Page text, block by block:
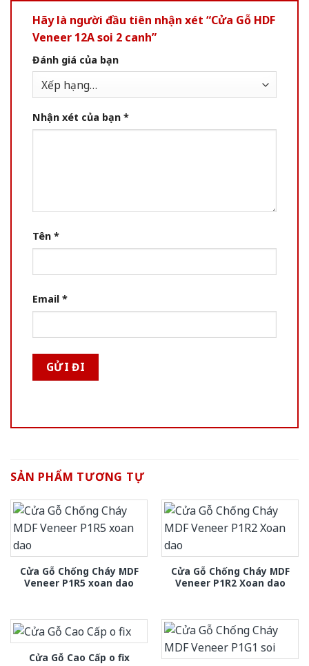
Hãy là người đầu tiên nhận xét “Cửa Gỗ HDF
Veneer 12A soi 2 canh”
Đánh giá của bạn
Nhận xét của bạn *
Tên *
Email *
SẢN PHẨM TƯƠNG TỰ
Cửa Gỗ Chống Cháy MDF
Veneer P1R5 xoan dao
Cửa Gỗ Chống Cháy MDF
Veneer P1R2 Xoan dao
Cửa Gỗ Cao Cấp o fix